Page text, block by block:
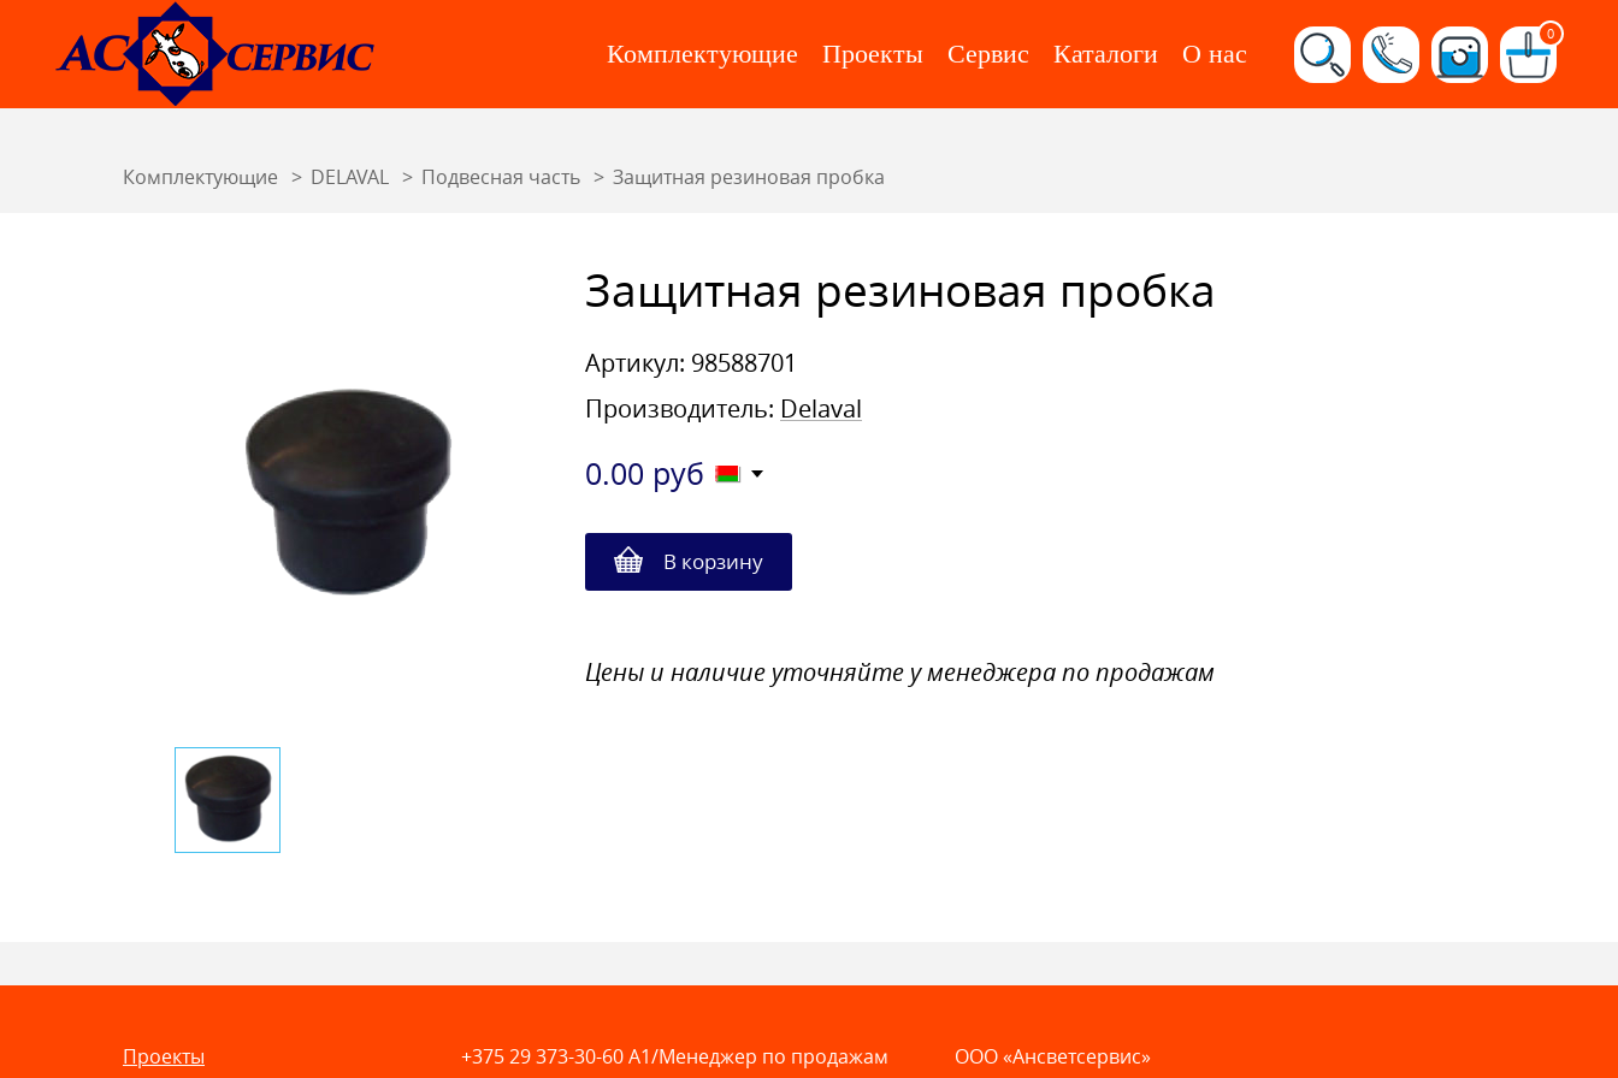
Комплектующие Проекты Сервис Каталоги О нас
0
Комплектующие DELAVAL Подвесная часть Защитная резиновая пробка
Защитная резиновая пробка
Артикул: 98588701
Производитель: Delaval
0.00 руб
В корзину
Цены и наличие уточняйте у менеджера по продажам
Проекты
+375 29 373-30-60A1/Менеджер по продажам
ООО «Ансветсервис»